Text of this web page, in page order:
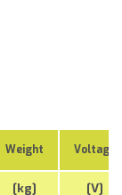
Weight Voltage
[kg] [V]